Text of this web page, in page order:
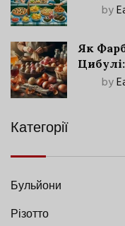
by
Як
by
Категорії
Бульйони
Різотто